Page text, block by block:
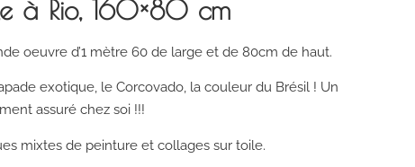
à Rio, 160×80 cm
oeuvre d’1 mètre 60 de large et de 80cm de haut.
exotique, le Corcovado, la couleur du Brésil ! Un
assuré chez soi !!!
mixtes de peinture et collages sur toile.